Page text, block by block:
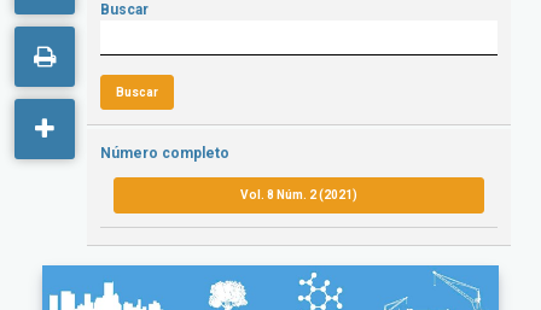
Buscar
Buscar
Número completo
Vol. 8 Núm. 2 (2021)